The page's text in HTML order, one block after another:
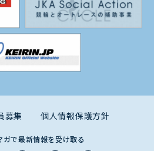
募集 個人情報保護方針
ガで最新情報を受け取る